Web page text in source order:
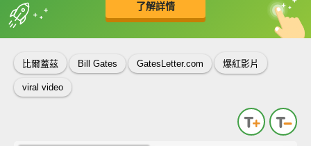
了解詳情
收錄佳句 中
英
比爾蓋茲 Bill Gates GatesLetter.com 爆紅影片
viral video